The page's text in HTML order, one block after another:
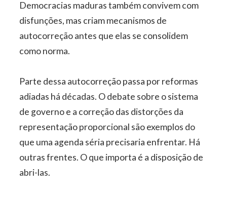
Democracias maduras também convivem com
disfunções, mas criam mecanismos de
autocorreção antes que elas se consolidem
como norma.
Parte dessa autocorreção passa por reformas
adiadas há décadas. O debate sobre o sistema
de governo e a correção das distorções da
representação proporcional são exemplos do
que uma agenda séria precisaria enfrentar. Há
outras frentes. O que importa é a disposição de
abri-las.